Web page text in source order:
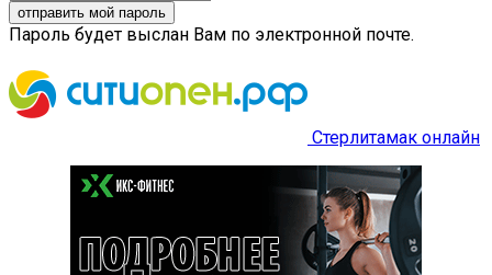
Пароль будет выслан Вам по электронной почте.
Стерлитамак онлайн